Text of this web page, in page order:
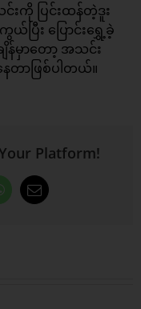
းကို ပြင်းထန်တဲ့ဒူး
ြီး ပြောင်းရွှေ့ခဲ့
မှာတော့ အသင်း
တာဖြစ်ပါတယ်။
Platform!
Email